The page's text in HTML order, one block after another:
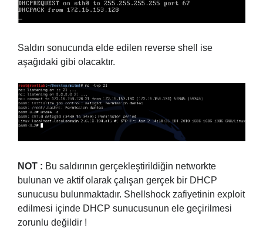
Saldırı sonucunda elde edilen reverse shell ise
aşağıdaki gibi olacaktır.
NOT : Bu saldırının gerçekleştirildiğin networkte
bulunan ve aktif olarak çalışan gerçek bir DHCP
sunucusu bulunmaktadır. Shellshock zafiyetinin exploit
edilmesi içinde DHCP sunucusunun ele geçirilmesi
zorunlu değildir !